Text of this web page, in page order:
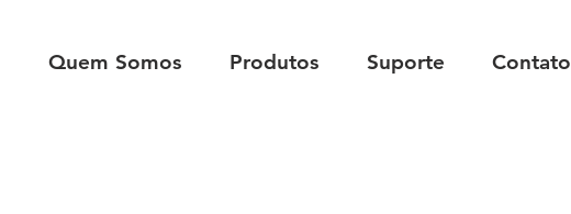
Quem Somos Produtos Suporte Contato